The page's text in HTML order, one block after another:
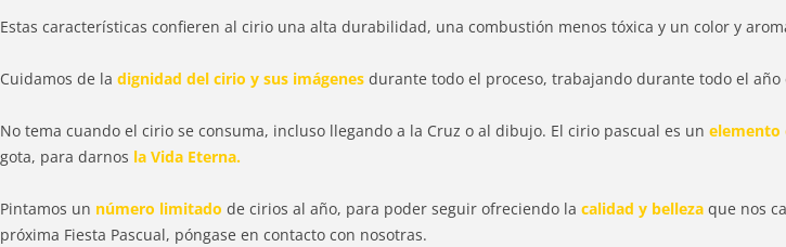
Estas características confieren al cirio una alta durabilidad, una combustión menos tóxica y un color y
Cuidamos de la dignidad del cirio y sus imágenes durante todo el proceso, trabajando durante todo el
No tema cuando el cirio se consuma, incluso llegando a la Cruz o al dibujo. El cirio pascual es un elemento
gota, para darnos la Vida Eterna.
Pintamos un número limitado de cirios al año, para poder seguir ofreciendo la calidad y belleza que nos
próxima Fiesta Pascual, póngase en contacto con nosotras.